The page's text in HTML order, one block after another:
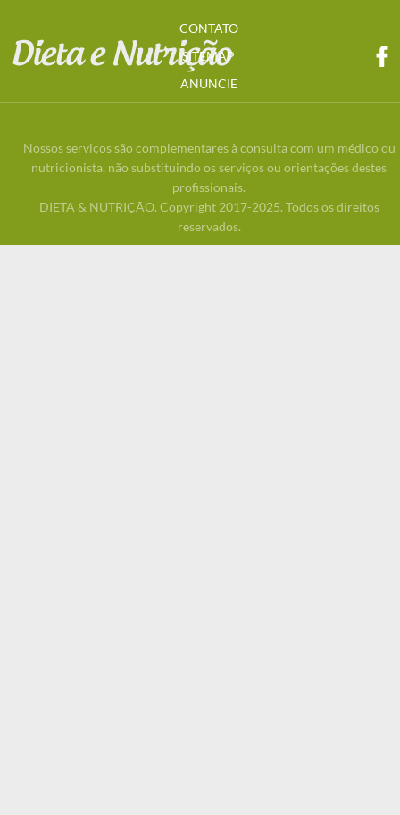
CONTATO
SITEMAP
ANUNCIE
Nossos serviços são complementares à consulta com um médico ou
nutricionista, não substituindo os serviços ou orientações destes
profissionais.
DIETA & NUTRIÇÃO. Copyright 2017-2025. Todos os direitos
reservados.